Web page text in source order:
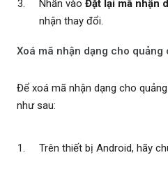
Nhấn vào Đặt lại mã nhận
nhận thay đổi.
Xoá mã nhận dạng cho quảng
Để xoá mã nhận dạng cho
như sau:
Trên thiết bị Android, hãy